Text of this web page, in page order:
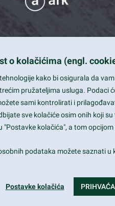
o kolačićima (engl.
kako bi osigurala da
pružateljima usluga.
sami kontrolirati i
sve kolačiće osim onih koji
kolačića", a tom
podataka možete saznati u
Postavke kolačića